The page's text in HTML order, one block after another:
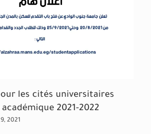
les cités universitaires
2021-2022
2021